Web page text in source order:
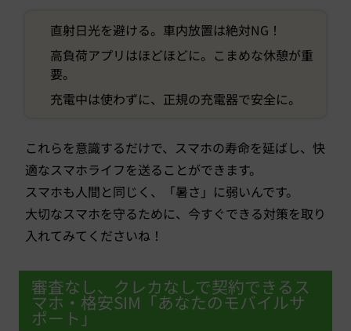
直射日光を避ける。車内放置は絶対NG！
高負荷アプリはほどほどに。こまめな休憩が重
要。
充電中は使わずに、正規の充電器で安全に。
これらを意識するだけで、スマホの寿命を延ばし、快
適なスマホライフを送ることができます。
スマホも人間と同じく、「暑さ」に弱いんです。
大切なスマホを守るために、今すぐできる対策を取り
入れてみてくださいね！
審査なし、クレカなしで契約できるス
マホ・格安SIM「あなたのモバイルサ
ポート」